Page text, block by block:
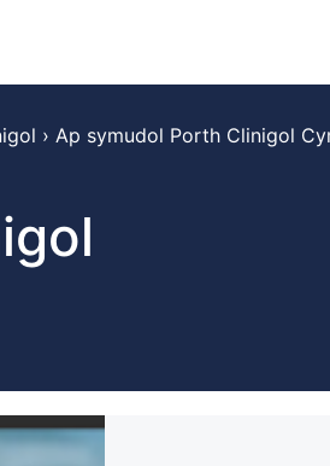
› Ap symudol Porth Clinigol